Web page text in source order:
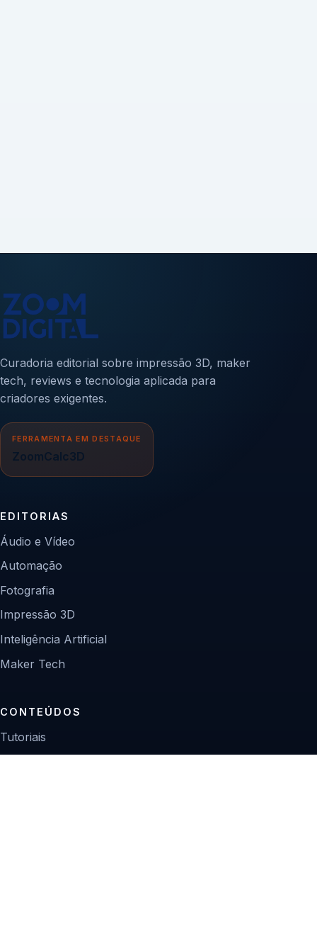
Curadoria editorial sobre impressão 3D, maker
tech, reviews e tecnologia aplicada para
criadores exigentes.
FERRAMENTA EM DESTAQUE
ZoomCalc3D
EDITORIAS
Áudio e Vídeo
Automação
Fotografia
Impressão 3D
Inteligência Artificial
Maker Tech
CONTEÚDOS
Tutoriais